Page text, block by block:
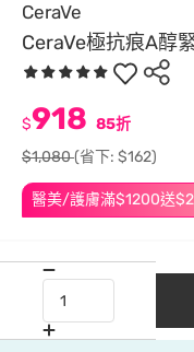
CeraVe
CeraVe極抗痕A醇
醫美/護膚滿$1200送
$918 85折
$1,080(省下: $162)